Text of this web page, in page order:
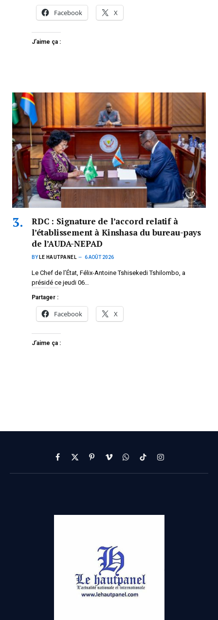
Facebook X
J’aime ça :
RDC : Signature de l’accord relatif à
l’établissement à Kinshasa du bureau-pays
de l’AUDA-NEPAD
BY LE HAUTPANEL 6 AOÛT 2026
Le Chef de l’État, Félix-Antoine Tshisekedi Tshilombo, a
présidé ce jeudi 06…
Partager :
Facebook X
J’aime ça :
Facebook
X
(Twitter)
PinterestVimeoWhatsApp
TikTokInstagram